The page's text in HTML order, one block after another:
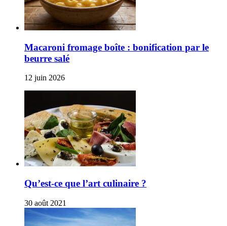
Macaroni fromage boîte : bonification par le
beurre salé
12 juin 2026
Qu’est-ce que l’art culinaire ?
30 août 2021